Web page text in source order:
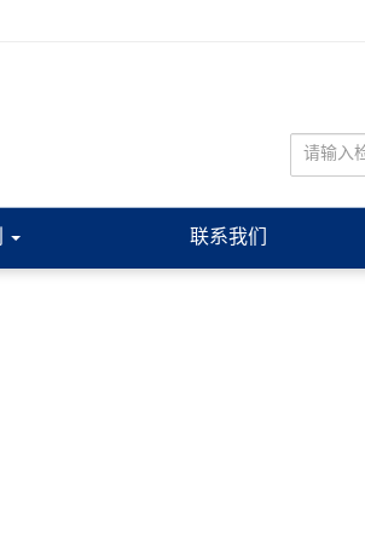
联系我们